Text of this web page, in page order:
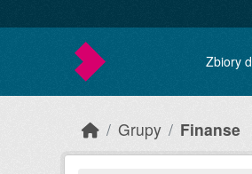
Zbiory
Grupy Finanse